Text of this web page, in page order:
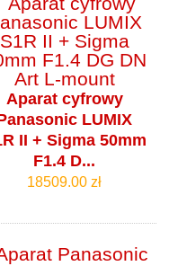
Aparat cyfrowy
LUMIX
II + Sigma 50mm
F1.4 D...
18509.00 zł